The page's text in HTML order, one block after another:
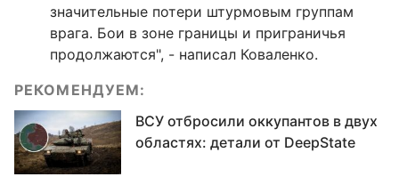
значительные потери штурмовым группам
врага. Бои в зоне границы и приграничья
продолжаются", - написал Коваленко.
РЕКОМЕНДУЕМ:
ВСУ отбросили оккупантов в двух
областях: детали от DeepState